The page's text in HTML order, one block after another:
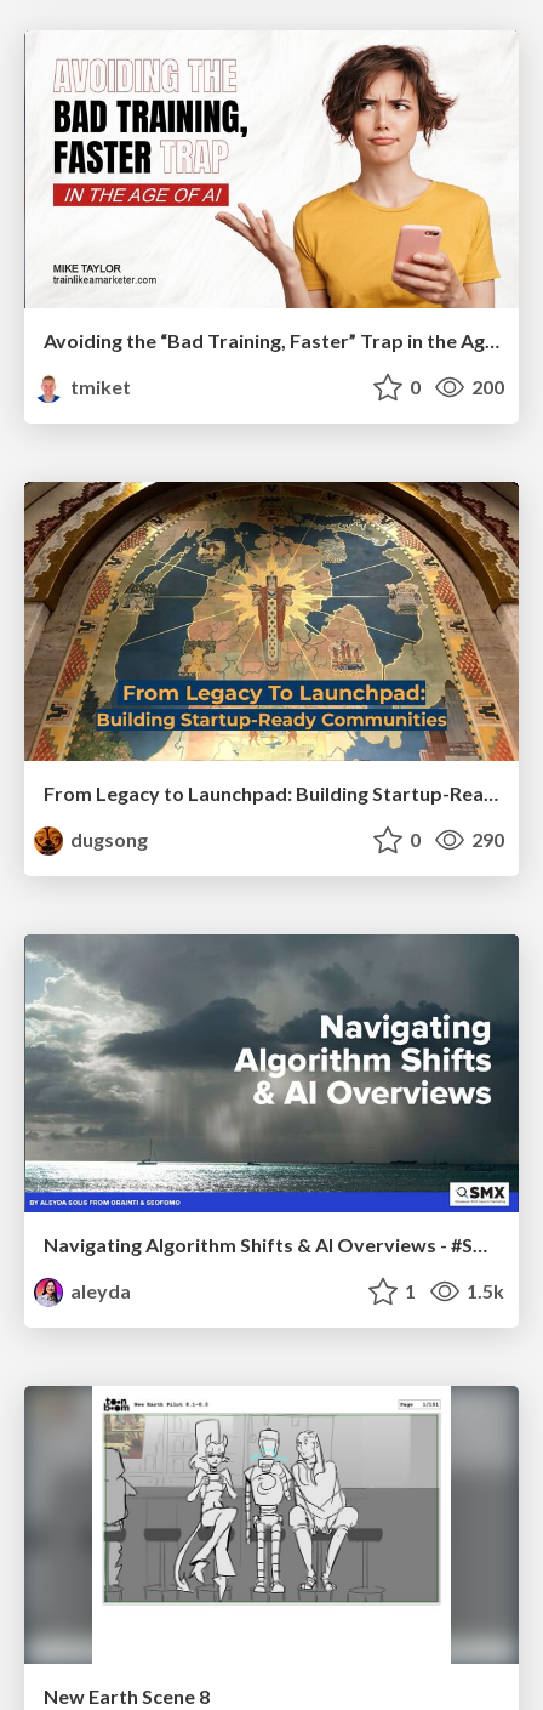
Avoiding the “Bad Training, Faster” Trap in the Age of AI
tmiket
0 200
dugsong
0 290
Navigating Algorithm Shifts & AI Overviews - #SMXNext
aleyda
1 1.5k
New Earth Scene 8